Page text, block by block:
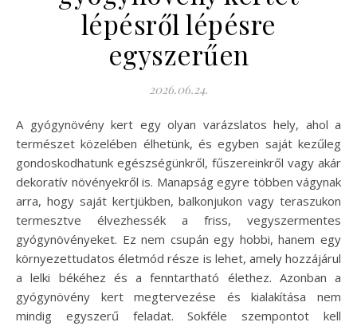
lépésről lépésre
egyszerűen
2026.06.24.
A gyógynövény kert egy olyan varázslatos hely, ahol a
természet közelében élhetünk, és egyben saját kezűleg
gondoskodhatunk egészségünkről, fűszereinkről vagy akár
dekoratív növényekről is. Manapság egyre többen vágynak
arra, hogy saját kertjükben, balkonjukon vagy teraszukon
termesztve élvezhessék a friss, vegyszermentes
gyógynövényeket. Ez nem csupán egy hobbi, hanem egy
környezettudatos életmód része is lehet, amely hozzájárul
a lelki békéhez és a fenntartható élethez. Azonban a
gyógynövény kert megtervezése és kialakítása nem
mindig egyszerű feladat. Sokféle szempontot kell